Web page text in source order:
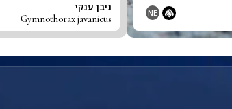
NE ניבן ענקי
Gymnothorax javanicus